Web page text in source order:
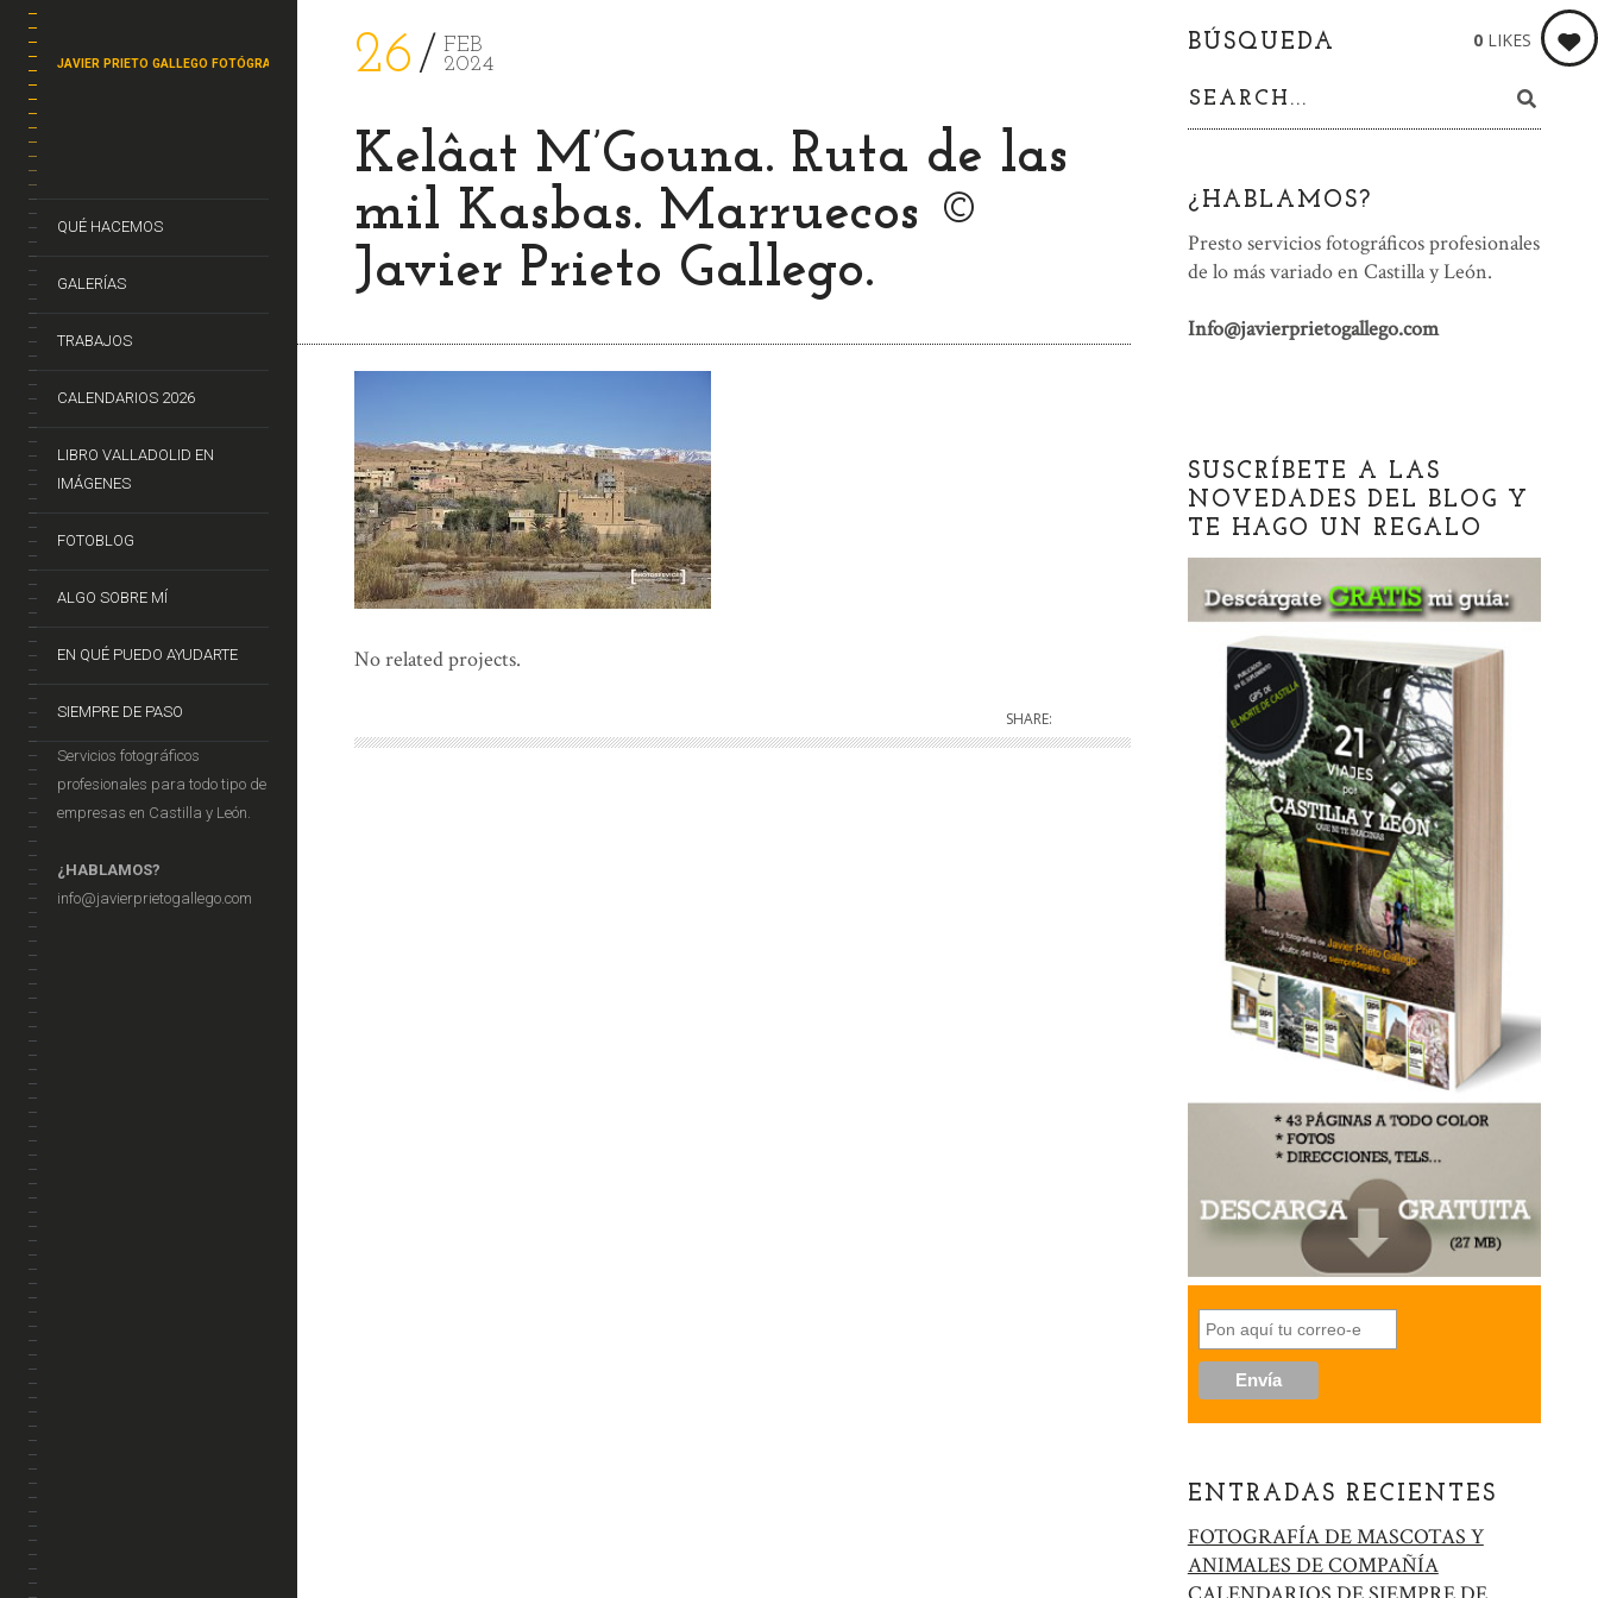
JAVIER PRIETO GALLEGO FOTÓGRAFO
QUÉ HACEMOS
GALERÍAS
TRABAJOS
CALENDARIOS 2026
LIBRO VALLADOLID EN
IMÁGENES
FOTOBLOG
ALGO SOBRE MÍ
EN QUÉ PUEDO AYUDARTE
SIEMPRE DE PASO
Servicios fotográficos
profesionales para todo tipo de
empresas en Castilla y León.
¿HABLAMOS?
info@javierprietogallego.com
26
FEB
2024
Kelâat M’Gouna. Ruta de las
mil Kasbas. Marruecos ©
Javier Prieto Gallego.
0 LIKES
No related projects.
SHARE:
BÚSQUEDA
¿HABLAMOS?
Presto servicios fotográficos profesionales
de lo más variado en Castilla y León.
Info@javierprietogallego.com
SUSCRÍBETE A LAS
NOVEDADES DEL BLOG Y
TE HAGO UN REGALO
ENTRADAS RECIENTES
FOTOGRAFÍA DE MASCOTAS Y
ANIMALES DE COMPAÑÍA